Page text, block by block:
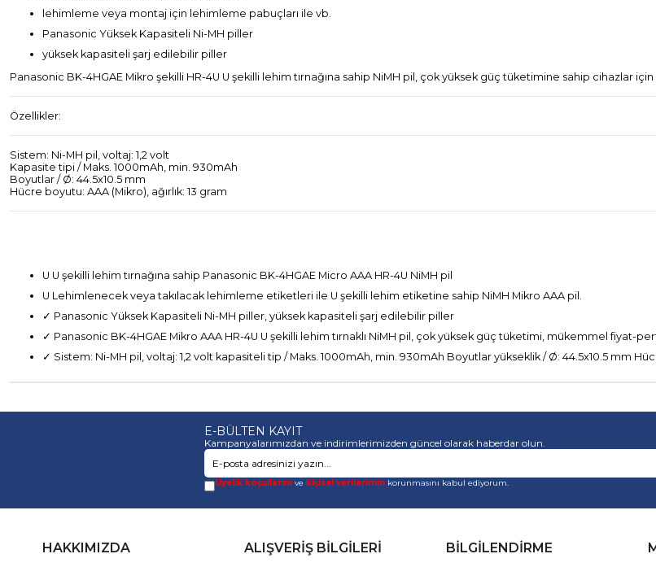
lehimleme veya montaj için lehimleme pabuçları ile vb.
Panasonic Yüksek Kapasiteli Ni-MH piller
yüksek kapasiteli şarj edilebilir piller
Panasonic BK-4HGAE Mikro şekilli HR-4U U şekilli lehim tırnağına sahip NiMH pil, çok yüksek güç tüketimine sahip cihazlar
Özellikler:
Sistem: Ni-MH pil, voltaj: 1,2 volt
Kapasite tipi / Maks. 1000mAh, min. 930mAh
Boyutlar / Ø: 44.5x10.5 mm
Hücre boyutu: AAA (Mikro), ağırlık: 13 gram
U U şekilli lehim tırnağına sahip Panasonic BK-4HGAE Micro AAA HR-4U NiMH pil
U Lehimlenecek veya takılacak lehimleme etiketleri ile U şekilli lehim etiketine sahip NiMH Mikro AAA pil.
✓ Panasonic Yüksek Kapasiteli Ni-MH piller, yüksek kapasiteli şarj edilebilir piller
✓ Panasonic BK-4HGAE Mikro AAA HR-4U U şekilli lehim tırnaklı NiMH pil, çok yüksek güç tüketimi, mükemmel fiyat-
✓ Sistem: Ni-MH pil, voltaj: 1,2 volt kapasiteli tip / Maks. 1000mAh, min. 930mAh Boyutlar yükseklik / Ø: 44.5x10.5 mm
E-BÜLTEN KAYIT
Kampanyalarımızdan ve indirimlerimizden güncel olarak haberdar olun.
Üyelik koşullarını ve kişisel verilerimin korunmasını kabul ediyorum.
HAKKIMIZDA ALIŞVERİŞ BİLGİLERİ BİLGİLENDİRME